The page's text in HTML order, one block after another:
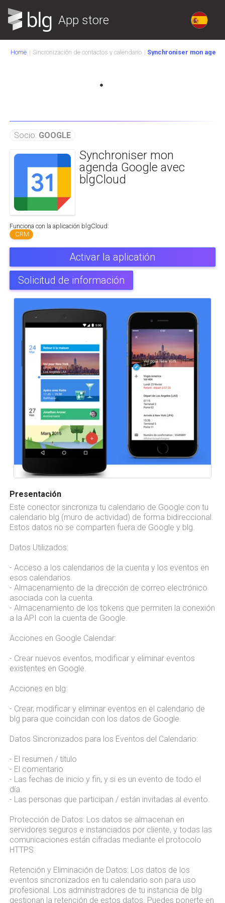
App store
Home Sincronización de contactos y calendario Synchroniser mon
Socio: GOOGLE
Synchroniser mon
agenda Google avec
blgCloud
Funciona con la aplicación blgCloud:
CRM
Activar la aplicatión
Solicitud de información
Presentación
Este conector sincroniza tu calendario de Google con tu
calendario blg (muro de actividad) de forma bidireccional.
Estos datos no se comparten fuera de Google y blg.
Datos Utilizados:
- Acceso a los calendarios de la cuenta y los eventos en
esos calendarios.
- Almacenamiento de la dirección de correo electrónico
asociada con la cuenta.
- Almacenamiento de los tokens que permiten la conexión
a la API con la cuenta de Google.
Acciones en Google Calendar:
- Crear nuevos eventos, modificar y eliminar eventos
existentes en Google.
Acciones en blg:
- Crear, modificar y eliminar eventos en el calendario de
blg para que coincidan con los datos de Google.
Datos Sincronizados para los Eventos del Calendario:
- El resumen / título
- El comentario
- Las fechas de inicio y fin, y si es un evento de todo el
día.
- Las personas que participan / están invitadas al evento.
Protección de Datos: Los datos se almacenan en
servidores seguros e instanciados por cliente, y todas las
comunicaciones están cifradas mediante el protocolo
HTTPS.
Retención y Eliminación de Datos: Los datos de los
eventos sincronizados en tu calendario son para uso
profesional. Los administradores de tu instancia de blg
gestionan la retención de estos datos. Puedes ponerte en